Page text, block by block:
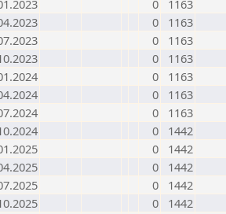
0
1163
0
1163
0
1163
0
1163
0
1163
0
1163
0
1163
0
1442
0
1442
0
1442
0
1442
0
1442